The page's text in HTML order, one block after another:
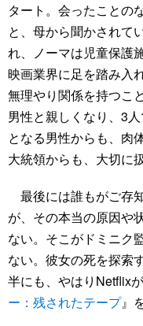
タート。会ったことの
と、母から聞かされて
れ、ノーマは児童保護
映画業界に足を踏み入
無理やり関係を持つこ
男性と親しくなり、3
となる男性からも、肉
大統領からも、大切に
最後には誰もがご存
が、その本当の原因や
ない。そこがドミニク
ない。彼女の死を探索
半にも、やはりNetflix
ー：残されたテープ』